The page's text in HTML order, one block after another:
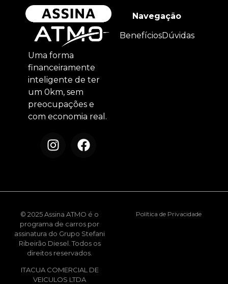
Uma forma
financeiramente
inteligente de ter
um 0km, sem
preocupações e
com economia real.
Navegação
BenefíciosDúvidas
© 2025 Assina ATMO é o
programa de carros por
assinatura do Grupo Stefani
Ribeirão Diesel. Todos os
direitos reservados.
ITACUA COMERCIAL DE
VEICULOS LTDA
Política de Privacidade